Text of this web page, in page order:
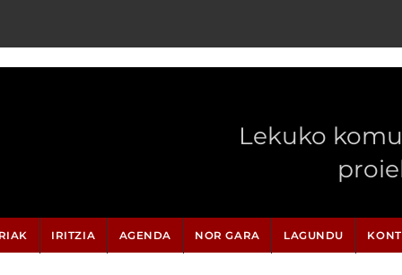
Lekuko
IRITZIA AGENDA NOR GARA LAGUNDU